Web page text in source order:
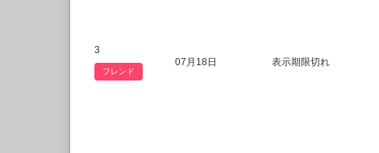
3
フレンド
07月18日 表示期限切れ